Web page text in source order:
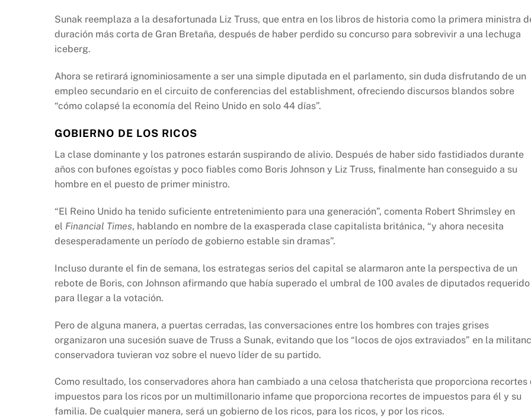
Sunak reemplaza a la desafortunada Liz Truss, que entra en los libros de historia como la primera ministra
duración más corta de Gran Bretaña, después de haber perdido su concurso para sobrevivir a una lechuga
iceberg.
Ahora se retirará ignominiosamente a ser una simple diputada en el parlamento, sin duda disfrutando de un
empleo secundario en el circuito de conferencias del establishment, ofreciendo discursos blandos sobre
“cómo colapsé la economía del Reino Unido en solo 44 días”.
GOBIERNO DE LOS RICOS
La clase dominante y los patrones estarán suspirando de alivio. Después de haber sido fastidiados durante
años con bufones egoístas y poco fiables como Boris Johnson y Liz Truss, finalmente han conseguido a su
hombre en el puesto de primer ministro.
“El Reino Unido ha tenido suficiente entretenimiento para una generación”, comenta Robert Shrimsley en
el Financial Times, hablando en nombre de la exasperada clase capitalista británica, “y ahora necesita
desesperadamente un período de gobierno estable sin dramas”.
Incluso durante el fin de semana, los estrategas serios del capital se alarmaron ante la perspectiva de un
rebote de Boris, con Johnson afirmando que había superado el umbral de 100 avales de diputados requerido
para llegar a la votación.
Pero de alguna manera, a puertas cerradas, las conversaciones entre los hombres con trajes grises
organizaron una sucesión suave de Truss a Sunak, evitando que los “locos de ojos extraviados” en la
conservadora tuvieran voz sobre el nuevo líder de su partido.
Como resultado, los conservadores ahora han cambiado a una celosa thatcherista que proporciona recortes
impuestos para los ricos por un multimillonario infame que proporciona recortes de impuestos para él y su
familia. De cualquier manera, será un gobierno de los ricos, para los ricos, y por los ricos.